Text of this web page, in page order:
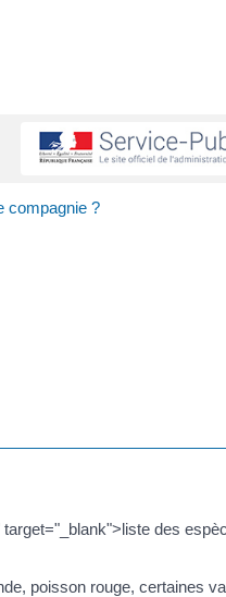
compagnie ?
des
poisson rouge, certaines